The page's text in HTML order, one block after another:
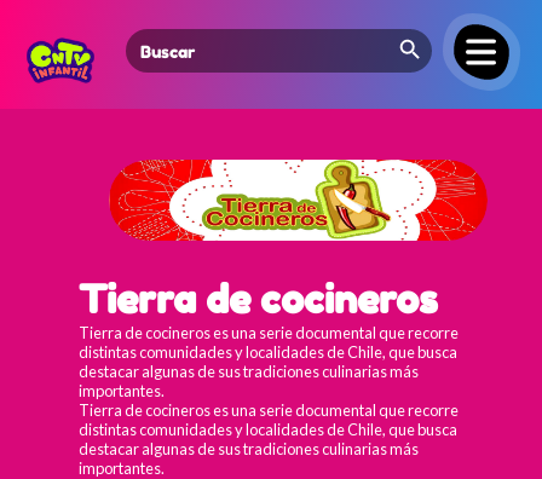
Search
for:
Search Button
Tierra de cocineros
Tierra de cocineros es una serie documental que recorre
distintas comunidades y localidades de Chile, que busca
destacar algunas de sus tradiciones culinarias más
importantes.
Tierra de cocineros es una serie documental que recorre
distintas comunidades y localidades de Chile, que busca
destacar algunas de sus tradiciones culinarias más
importantes.